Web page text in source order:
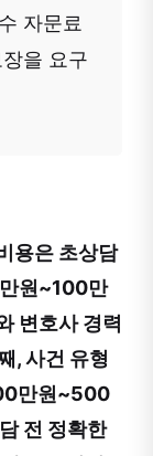
자문료
을 요구
용은 초상담
원~100만
변호사 경력
, 사건 유형
만원~500
전 정확한